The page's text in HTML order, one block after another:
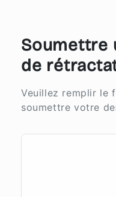
Soumettre
de
Veuillez remplir le
soumettre votre